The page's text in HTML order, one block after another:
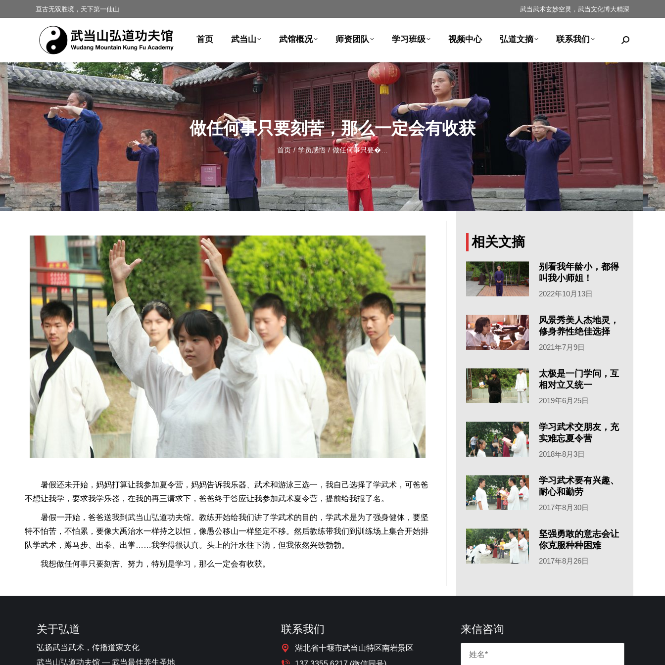
亘古无双胜境，天下第一仙山 武当武术玄妙空灵，武当文化博大精深
首页 武当山 武馆概况 师资团队 学习班级 视频中心 弘道文摘 联系我们
做任何事只要刻苦，那么一定会有收获
您在这里： 首页 学员感悟 做任何事只要�…
暑假还未开始，妈妈打算让我参加夏令营，妈妈告诉我乐器、武术和游泳三选一，我自己选择了学武术，可爸爸
不想让我学，要求我学乐器，在我的再三请求下，爸爸终于答应让我参加武术夏令营，提前给我报了名。
暑假一开始，爸爸送我到武当山弘道功夫馆。教练开始给我们讲了学武术的目的，学武术是为了强身健体，要坚
特不怕苦，不怕累，要像大禹治水一样持之以恒，像愚公移山一样坚定不移。然后教练带我们到训练场上集合开始排
队学武术，蹲马步、出拳、出掌……我学得很认真。头上的汗水往下滴，但我依然兴致勃勃。
我想做任何事只要刻苦、努力，特别是学习，那么一定会有收获。
相关文摘
别看我年龄小，都得
叫我小师姐！
2022年10月13日
风景秀美人杰地灵，
修身养性绝佳选择
2021年7月9日
太极是一门学问，互
相对立又统一
2019年6月25日
学习武术交朋友，充
实难忘夏令营
2018年8月3日
学习武术要有兴趣、
耐心和勤劳
2017年8月30日
坚强勇敢的意志会让
你克服种种困难
2017年8月26日
关于弘道
弘扬武当武术，传播道家文化
武当山弘道功夫馆 — 武当最佳养生圣地
联系我们
湖北省十堰市武当山特区南岩景区
来信咨询